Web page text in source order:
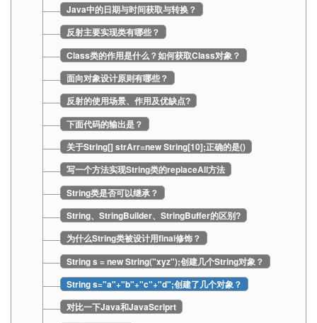
Java中的日期与时间获取与转换？
反射主要实现类有哪些？
Class类的作用是什么？如何获取Class对象？
面向对象设计原则有哪些？
反射的使用场景、作用及优缺点?
下面代码的输出是？
关于String[] strArr=new String[10];正确的是()
写一个方法实现String类的replaceAll方法
String类是否可以继承？
String、StringBuilder、StringBuffer的区别?
为什么String类被设计用final修饰？
String s = new String("xyz");创建几个String对象？
String s="a"+"b"+"c"+"d";创建了几个对象？
对比一下Java和JavaScriprt